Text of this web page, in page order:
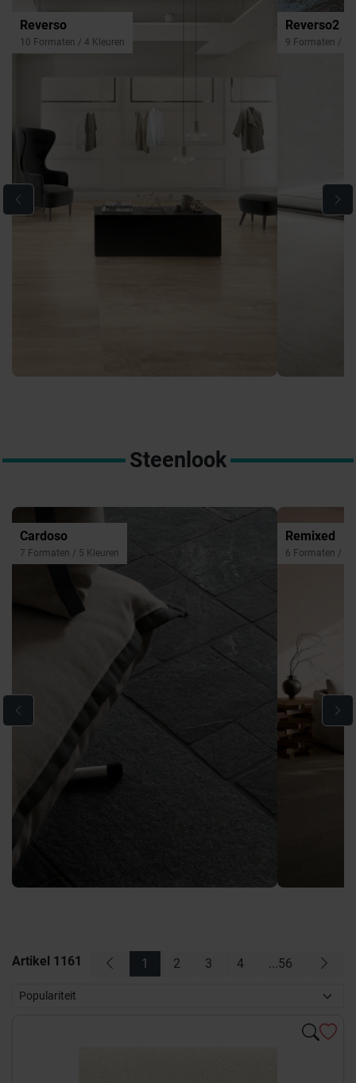
Reverso
10 Formaten / 4 Kleuren
Reverso2
9 Formaten / 3
Steenlook
Cardoso
7 Formaten / 5 Kleuren
Remixed
6 Formaten / 5
Artikel 1161 1 2 3 4 ...56